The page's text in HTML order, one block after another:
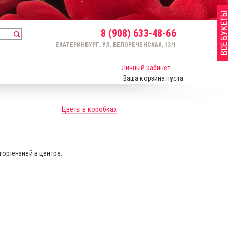
8 (908) 633-48-66
ЕКАТЕРИНБУРГ, УЛ. БЕЛОРЕЧЕНСКАЯ, 13/1
Личный кабинет
Ваша корзина пуста
Цветы в коробках
в центре.